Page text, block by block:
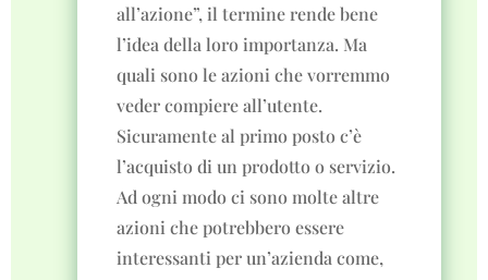
all’azione”, il termine rende bene
l’idea della loro importanza. Ma
quali sono le azioni che vorremmo
veder compiere all’utente.
Sicuramente al primo posto c’è
l’acquisto di un prodotto o servizio.
Ad ogni modo ci sono molte altre
azioni che potrebbero essere
interessanti per un’azienda come,